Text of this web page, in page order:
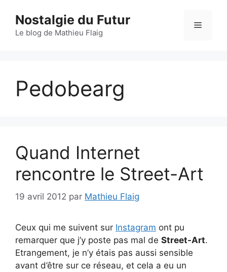
contenu
Nostalgie du Futur
Le blog de Mathieu Flaig
Menu
Pedobearg
Quand Internet
rencontre le Street-Art
19 avril 2012 par Mathieu Flaig
Ceux qui me suivent sur Instagram ont pu
remarquer que j’y poste pas mal de Street-Art.
Etrangement, je n’y étais pas aussi sensible
avant d’être sur ce réseau, et cela a eu un